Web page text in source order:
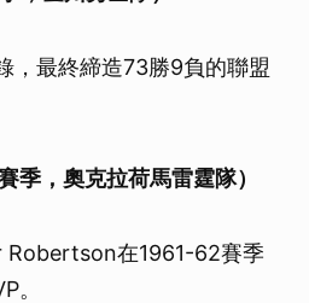
，最終締造73勝9負的聯盟
季，奧克拉荷馬雷霆隊）
Robertson在1961-62賽季
。